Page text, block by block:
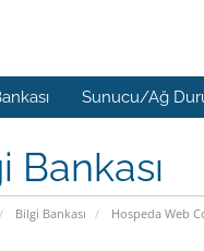
Sunucu/Ağ
Bankası
Bilgi Bankası Hospeda Web